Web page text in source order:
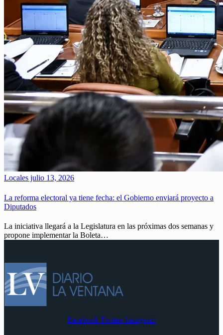
Locales julio 13, 2026
La reforma electoral ya tiene fecha: el Gobierno enviará proyecto a
Diputados
La iniciativa llegará a la Legislatura en las próximas dos semanas y
propone implementar la Boleta…
Facebook Twitter Instagram